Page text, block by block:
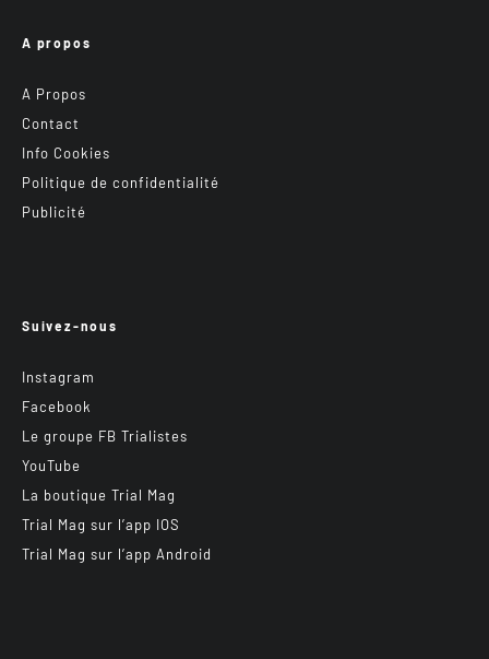
A propos
A Propos
Contact
Info Cookies
Politique de confidentialité
Publicité
Suivez-nous
Instagram
Facebook
Le groupe FB Trialistes
YouTube
La boutique Trial Mag
Trial Mag sur l’app IOS
Trial Mag sur l’app Android